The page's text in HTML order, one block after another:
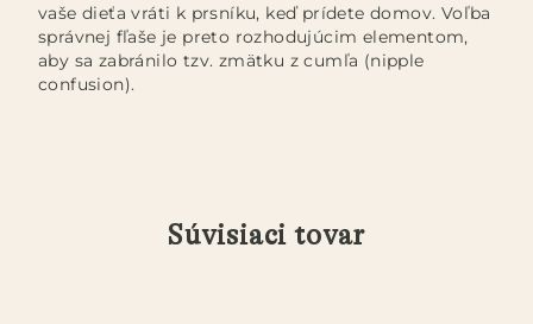
vaše dieťa vráti k prsníku, keď prídete domov. Voľba
správnej fľaše je preto rozhodujúcim elementom,
aby sa zabránilo tzv. zmätku z cumľa (nipple
confusion).
Súvisiaci tovar